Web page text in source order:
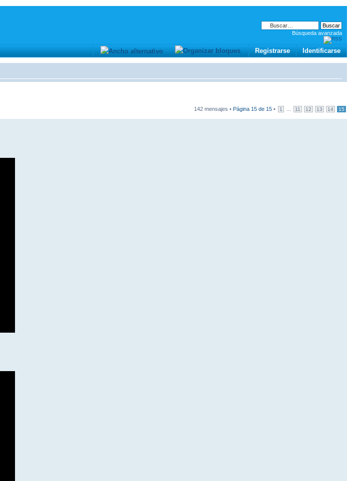
Búsqueda avanzada
Identificarse
Registrarse
142 mensajes • Página 15 de 15 • 1 11 12 13 14 15